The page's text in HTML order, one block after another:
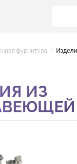
фурнитура
ИЗ